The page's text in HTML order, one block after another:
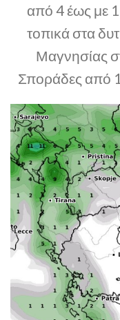
από 4 έως με
τοπικά στα
Μαγνησίας
Σποράδες από